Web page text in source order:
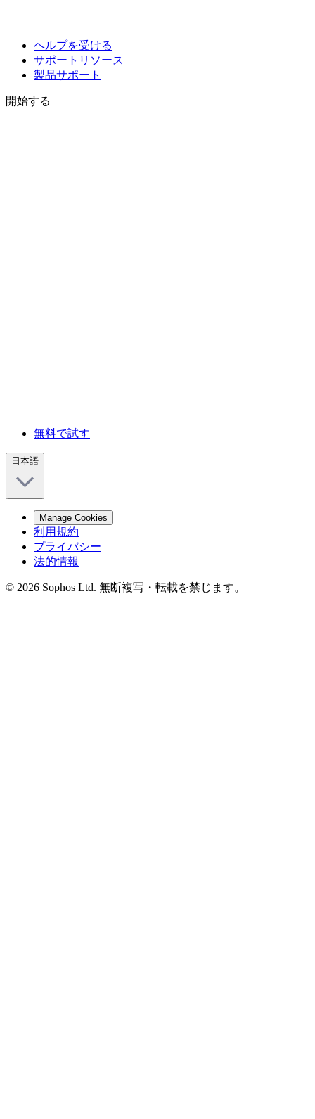
ヘルプを受ける
サポートリソース
製品サポート
開始する
無料で試す
日本語
Manage Cookies
利用規約
プライバシー
法的情報
© 2026 Sophos Ltd. 無断複写・転載を禁じます。